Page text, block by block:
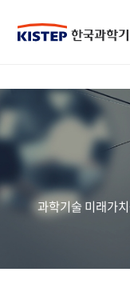
과학기술 미래가